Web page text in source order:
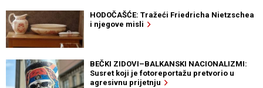
HODOČAŠĆE: Tražeći Friedricha Nietzschea
i njegove misli
BEČKI ZIDOVI–BALKANSKI NACIONALIZMI:
Susret koji je fotoreportažu pretvorio u
agresivnu prijetnju